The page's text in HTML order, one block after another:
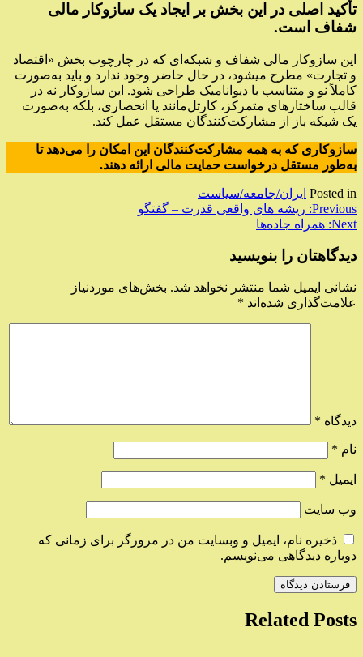
تأکید اصلی در این بخش بر ایجاد یک سازوکار مالی
شفاف است.
این سازوکار مالی شفاف و شبکه‌ای که در چارچوب بخش «اقتصاد
و تجارت» مطرح میشود، در حال حاضر وجود ندارد و باید به‌صورت
کاملاً نو و متناسب با دیوانامیک طراحی شود. این سازوکار نه در
قالب ساختارهای متمرکز، کارتل‌مانند یا انحصاری، بلکه به‌صورت
یک شبکه باز از مشارکت‌کنندگان مستقل عمل کند.
سازوکاری که به همه مشارکت‌کنندگان این امکان را می‌دهد تا
به‌طور مستقل درخواست حمایت مالی ارائه دهند.
Posted in ایران/جامعه/سیاست
راهبری
نوشته
Previous: ریشه های واقعی قدرت – گفتگو
Next: همراه جاده‌ها
دیدگاهتان را بنویسید
نشانی ایمیل شما منتشر نخواهد شد. بخش‌های موردنیاز
علامت‌گذاری شده‌اند *
دیدگاه *
نام *
ایمیل *
وب‌ سایت
ذخیره نام، ایمیل و وبسایت من در مرورگر برای زمانی که
دوباره دیدگاهی می‌نویسم.
Related Posts